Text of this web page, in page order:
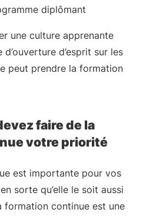
diplômant
une culture apprenante
d’esprit sur les
peut prendre la formation
faire de la
votre priorité
est importante pour vos
sorte qu’elle le soit aussi
formation continue est une